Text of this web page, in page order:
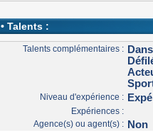
• Talents :
Talents complémentaires :
Niveau d'expérience :
Expériences :
Agence(s) ou agent(s) : Non